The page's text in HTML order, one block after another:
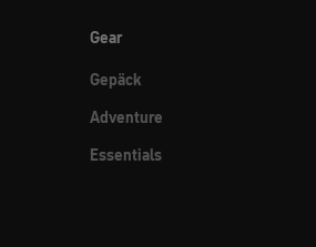
Gear
Gepäck
Adventure
Essentials